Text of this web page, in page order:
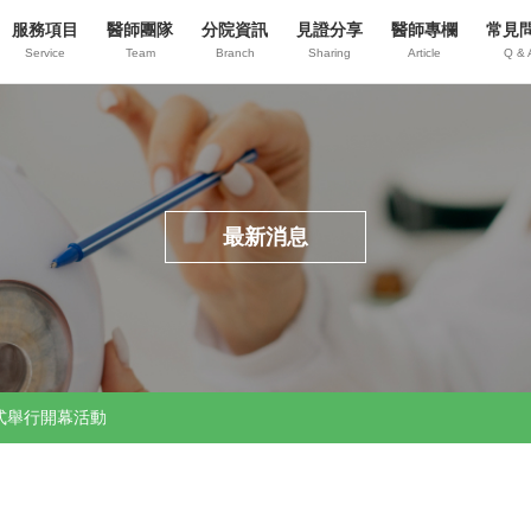
服務項目
Service
醫師團隊
Team
分院資訊
Branch
見證分享
Sharing
醫師專欄
Article
常見
Q &
最新消息
舉行開幕活動